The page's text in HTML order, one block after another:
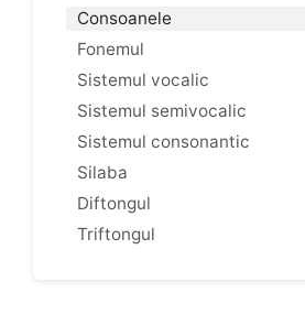
Consoanele
Fonemul
Sistemul vocalic
Sistemul semivocalic
Sistemul consonantic
Silaba
Diftongul
Triftongul